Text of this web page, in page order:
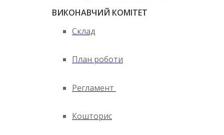
ВИКОНАВЧИЙ КОМІТЕТ
Склад
План роботи
Регламент
Кошторис